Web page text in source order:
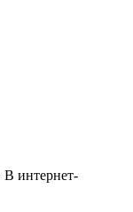
интернет-